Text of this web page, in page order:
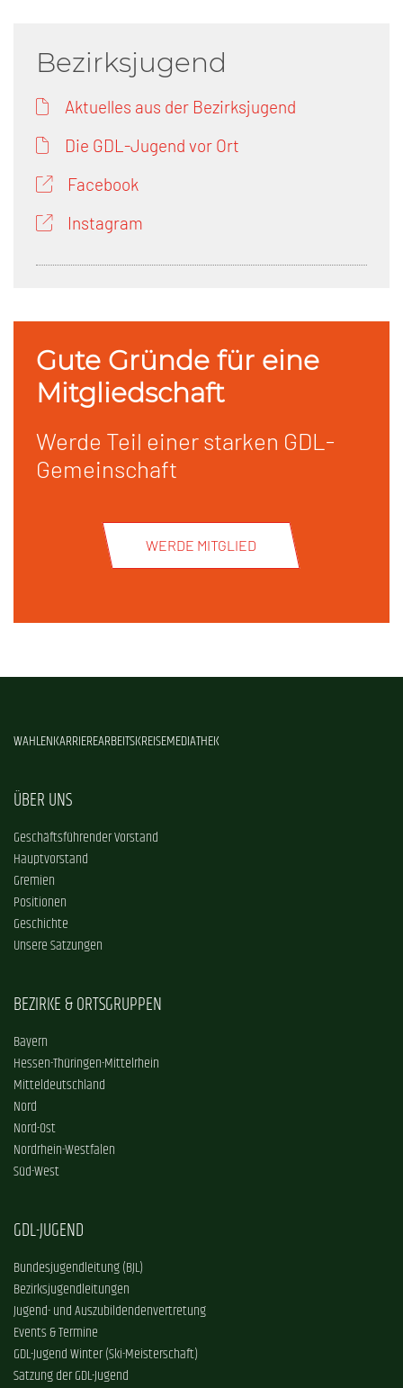
Bezirksjugend
Aktuelles aus der Bezirksjugend
Die GDL-Jugend vor Ort
Facebook
Instagram
Gute Gründe für eine
Mitgliedschaft
Werde Teil einer starken GDL-
Gemeinschaft
WERDE MITGLIED
WAHLENKARRIEREARBEITSKREISEMEDIATHEK
ÜBER UNS
Geschäftsführender Vorstand
Hauptvorstand
Gremien
Positionen
Geschichte
Unsere Satzungen
BEZIRKE & ORTSGRUPPEN
Bayern
Hessen-Thüringen-Mittelrhein
Mitteldeutschland
Nord
Nord-Ost
Nordrhein-Westfalen
Süd-West
GDL-JUGEND
Bundesjugendleitung (BJL)
Bezirksjugendleitungen
Jugend- und Auszubildendenvertretung
Events & Termine
GDL-Jugend Winter (Ski-Meisterschaft)
Satzung der GDL-Jugend